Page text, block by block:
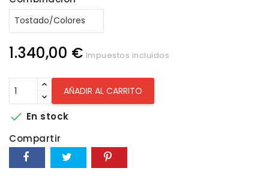
1.340,00 € Impuestos incluidos
AÑADIR AL CARRITO
 En stock
Compartir